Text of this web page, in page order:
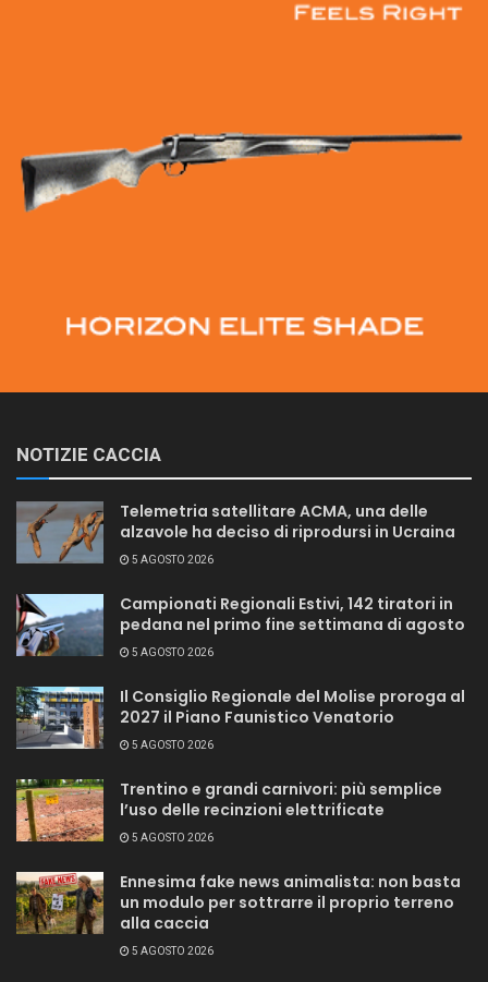
NOTIZIE CACCIA
Telemetria satellitare ACMA, una delle
alzavole ha deciso di riprodursi in Ucraina
5 AGOSTO 2026
Campionati Regionali Estivi, 142 tiratori in
pedana nel primo fine settimana di agosto
5 AGOSTO 2026
Il Consiglio Regionale del Molise proroga al
2027 il Piano Faunistico Venatorio
5 AGOSTO 2026
Trentino e grandi carnivori: più semplice
l’uso delle recinzioni elettrificate
5 AGOSTO 2026
Ennesima fake news animalista: non basta
un modulo per sottrarre il proprio terreno
alla caccia
5 AGOSTO 2026